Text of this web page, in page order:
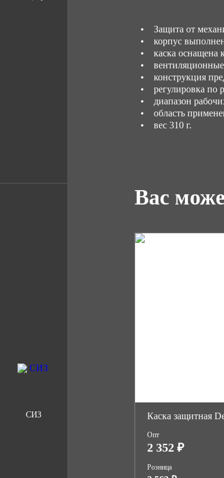
СИЗ
• Защита от
• корпус выполнен
• каска оснащена
• вентиляционные
• конструкция
• регулировка по
• диапазон
• область
• вес 310 г.
Вас
Каска защитная
Опт
2 352 ₽
Розница